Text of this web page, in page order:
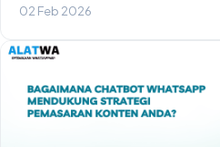
02 Feb 2026